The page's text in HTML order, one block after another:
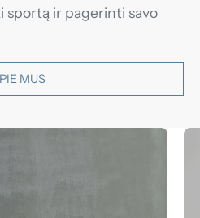
sportą ir pagerinti savo
MUS